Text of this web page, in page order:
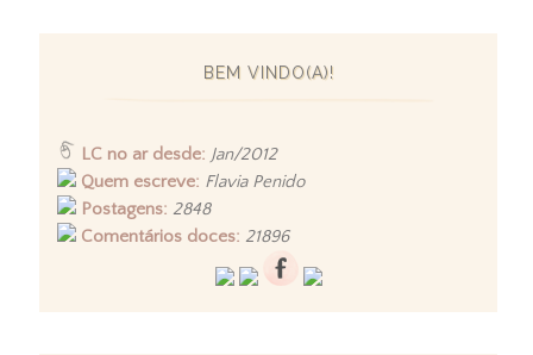
BEM VINDO(A)!
LC no ar desde: Jan/2012
Quem escreve: Flavia Penido
Postagens: 2848
Comentários doces: 21896